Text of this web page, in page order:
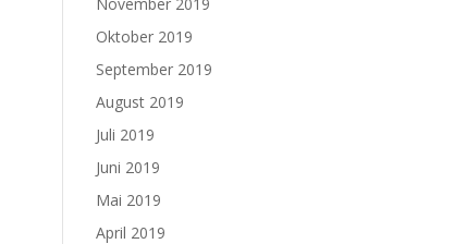
Oktober 2019
September 2019
August 2019
Juli 2019
Juni 2019
Mai 2019
April 2019